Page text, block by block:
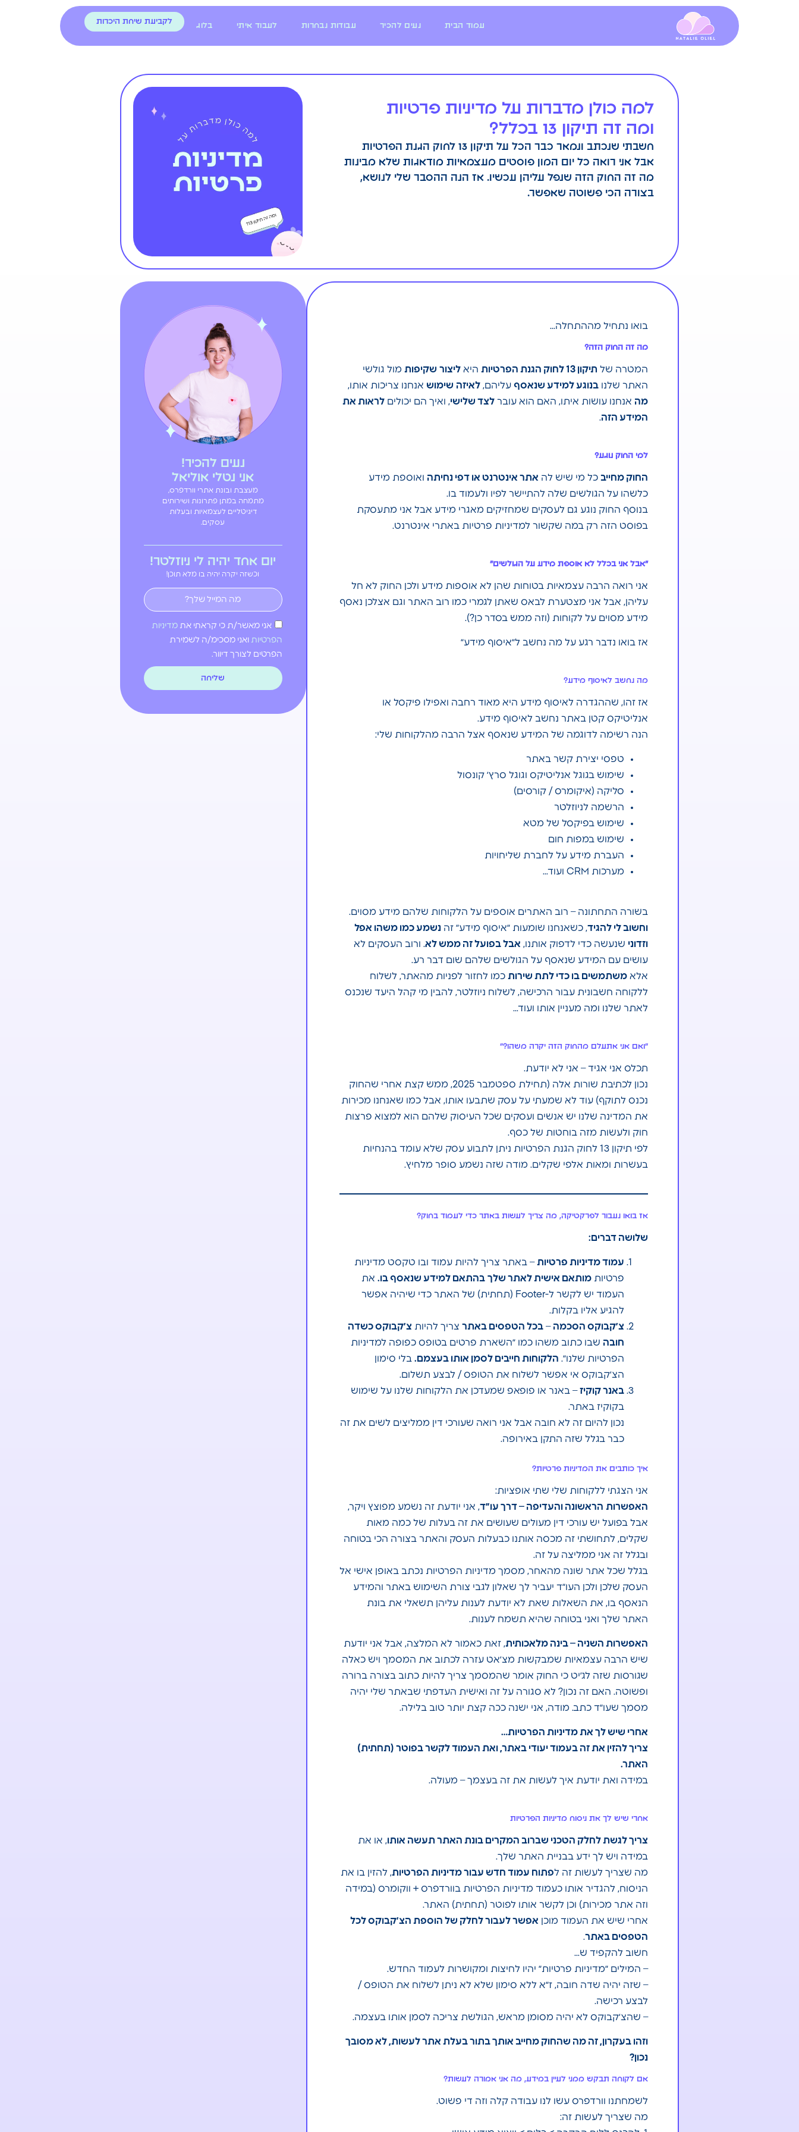
עמוד הבית נעים להכיר עבודות נבחרות לעבוד איתי בלוג לקביעת שיחת היכרות
למה כולן מדברות על מדיניות פרטיות
ומה זה תיקון 13 בכלל?
חשבתי שנכתב ונמאר כבר הכל על תיקון 13 לחוק הגנת הפרטיות
אבל אני רואה כל יום המון פוסטים מעצמאיות מודאגות שלא מבינות
מה זה החוק הזה שנפל עליהן עכשיו. אז הנה ההסבר שלי לנושא,
בצורה הכי פשוטה שאפשר.
בואו נתחיל מההתחלה…
מה זה החוק הזה?
המטרה של תיקון 13 לחוק הגנת הפרטיות היא ליצור שקיפותמול גולשי
האתר שלנו בנוגע למידע שנאסףעליהם, לאיזה שימוש אנחנו צריכות אותו,
מה אנחנו עושות איתו, האם הוא עובר לצד שלישי, ואיך הם יכולים לראות את
המידע הזה.
למי החוק נוגע?
החוק מחייבכל מי שיש לה אתר אינטרנט או דפי נחיתה ואוספת מידע
כלשהו על הגולשים שלה להתיישר לפיו ולעמוד בו.
בנוסף החוק נוגע גם לעסקים שמחזיקים מאגרי מידע אבל אני מתעסקת
בפוסט הזה רק במה שקשור למדיניות פרטיות באתרי אינטרנט.
״אבל אני בכלל לא אוספת מידע על הגולשים״
אני רואה הרבה עצמאיות בטוחות שהן לא אוספות מידע ולכן החוק לא חל
עליהן, אבל אני מצטערת לבאס שאתן לגמרי כמו רוב האתר וגם אצלכן נאסף
מידע מסוים על לקוחות (וזה ממש בסדר כן?).
אז בואו נדבר רגע על מה נחשב ל״איסוף מידע״
מה נחשב לאיסוף מידע?
אז זהו, שההגדרה לאיסוף מידע היא מאוד רחבה ואפילו פיקסל או
אנליטיקס קטן באתר נחשב לאיסוף מידע.
הנה רשימה לדוגמה של המידע שנאסף אצל הרבה מהלקוחות שלי:
טפסי יצירת קשר באתר
שימוש בגוגל אנליטיקס וגוגל סרץ׳ קונסול
סליקה (איקומרס / קורסים)
הרשמה לניוזלטר
שימוש בפיקסל של מטא
שימוש במפות חום
העברת מידע על לחברת שליחויות
מערכות CRM ועוד…
בשורה התחתונה – רוב האתרים אוספים על הלקוחות שלהם מידע מסוים.
וחשוב לי להגיד, כשאנחנו שומעות ״איסוף מידע״ זה נשמע כמו משהו אפל
וזדוני שנעשה כדי לדפוק אותנו, אבל בפועל זה ממש לא. ורוב העסקים לא
עושים עם המידע שנאסף על הגולשים שלהם שום דבר רע.
אלא משתמשים בו כדי לתת שירותכמו לחזור לפניות מהאתר, לשלוח
ללקוחה חשבונית עבור הרכישה, לשלוח ניוזלטר, להבין מי קהל היעד שנכנס
לאתר שלנו ומה מעניין אותו ועוד…
״ואם אני אתעלם מהחוק הזה יקרה משהו?״
תכלס אני אגיד – אני לא יודעת.
נכון לכתיבת שורות אלה (תחילת ספטמבר 2025, ממש קצת אחרי שהחוק
נכנס לתוקף) עוד לא שמעתי על עסק שתבעו אותו, אבל כמו שאנחנו מכירות
את המדינה שלנו יש אנשים ועסקים שכל העיסוק שלהם הוא למצוא פרצות
חוק ולעשות מזה בוחטות של כסף.
לפי תיקון 13 לחוק הגנת הפרטיות ניתן לתבוע עסק שלא עומד בהנחיות
בעשרות ומאות אלפי שקלים. מודה שזה נשמע סופר מלחיץ.
אז בואו נעבור לפרקטיקה, מה צריך לעשות באתר כדי לעמוד בחוק?
שלושה דברים:
עמוד מדיניות פרטיות– באתר צריך להיות עמוד ובו טקסט מדיניות
פרטיות מותאם אישית לאתר שלך בהתאם למידע שנאסף בו.את
העמוד יש לקשר ל-Footer (תחתית) של האתר כדי שיהיה אפשר
להגיע אליו בקלות.
צ׳קבוקס הסכמה – בכל הטפסים באתרצריך להיות צ׳קבוקס כשדה
חובה שבו כתוב משהו כמו ״השארת פרטים בטופס כפופה למדיניות
הפרטיות שלנו״. הלקוחות חייבים לסמן אותו בעצמם.בלי סימון
הצ׳קבוקס אי אפשר לשלוח את הטופס / לבצע תשלום.
באנר קוקיז– באנר או פופאפ שמעדכן את הלקוחות שלנו על שימוש
בקוקיז באתר.
נכון להיום זה לא חובה אבל אני רואה שעורכי דין ממליצים לשים את זה
כבר בגלל שזה התקן באירופה.
איך כותבים את המדיניות פרטיות?
אני הצגתי ללקוחות שלי שתי אופציות:
האפשרות הראשונה והעדיפה – דרך עו״ד, אני יודעת זה נשמע מפוצץ ויקר,
אבל בפועל יש עורכי דין מעולים שעושים את זה בעלות של כמה מאות
שקלים, לתחושתי זה מכסה אותנו כבעלות העסק והאתר בצורה הכי בטוחה
ובגלל זה אני ממליצה על זה.
בגלל שכל אתר שונה מהאחר, מסמך מדיניות הפרטיות נכתב באופן אישי אל
העסק שלכן ולכן העו״ד יעביר לך שאלון לגבי צורת השימוש באתר והמידע
הנאסף בו, את השאלות שאת לא יודעת לענות עליהן תשאלי את בונת
האתר שלך ואני בטוחה שהיא תשמח לענות.
האפשרות השניה – בינה מלאכותית, זאת כאמור לא המלצה, אבל אני יודעת
שיש הרבה עצמאיות שמבקשות מצ׳אט עזרה לכתוב את המסמך ויש כאלה
שגורסות שזה לג׳יט כי החוק אומר שהמסמך צריך להיות כתוב בצורה ברורה
ופשוטה. האם זה נכון? לא סגורה על זה ואישית העדפתי שבאתר שלי יהיה
מסמך שעו״ד כתב. מודה, אני ישנה ככה קצת יותר טוב בלילה.
אחרי שיש לך את מדיניות הפרטיות…
צריך להזין את זה בעמוד יעודי באתר, ואת העמוד לקשר בפוטר (תחתית)
האתר.
במידה ואת יודעת איך לעשות את זה בעצמך – מעולה.
אחרי שיש לך את ניסוח מדיניות הפרטיות
צריך לגשת לחלק הטכני שברוב המקרים בונת האתר תעשה אותו, או את
במידה ויש לך ידע בבניית האתר שלך.
מה שצריך לעשות זה לפתוח עמוד חדש עבור מדיניות הפרטיות, להזין בו את
הניסוח, להגדיר אותו כעמוד מדיניות הפרטיות בוורדפרס + ווקומרס (במידה
וזה אתר מכירות) וכן לקשר אותו לפוטר (תחתית) האתר.
אחרי שיש את העמוד מוכן אפשר לעבור לחלק של הוספת הצ׳קבוקס לכל
הטפסים באתר.
חשוב להקפיד ש…
– המילים ״מדיניות פרטיות״ יהיו לחיצות ומקושרות לעמוד החדש.
– שזה יהיה שדה חובה, ז״א ללא סימון שלא לא ניתן לשלוח את הטופס /
לבצע רכישה.
– שהצ׳קבוקס לא יהיה מסומן מראש, הגולשת צריכה לסמן אותו בעצמה.
וזהו בעקרון, זה מה שהחוק מחייב אותך בתור בעלת אתר לעשות, לא מסובך
נכון?
אם לקוחה תבקש ממני לעיין במידע, מה אני אמורה לעשות?
לשמחתנו וורדפרס עשו לנו עבודה קלה וזה די פשוט.
מה שצריך לעשות זה:
נעים להכיר!
אני נטלי אוליאל
מעצבת ובונת אתרי וורדפרס,
מתמחה במתן פתרונות ושירותים
דיגיטליים לעצמאיות ובעלות
עסקים.
יום אחד יהיה לי ניוזלטר!
וכשזה יקרה יהיה בו מלא תוכן!
אני מאשר/ת כי קראתי את מדיניות
הפרטיות ואני מסכימ/ה לשמירת
הפרטים לצורך דיוור.
שליחה